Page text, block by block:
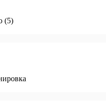
(5)